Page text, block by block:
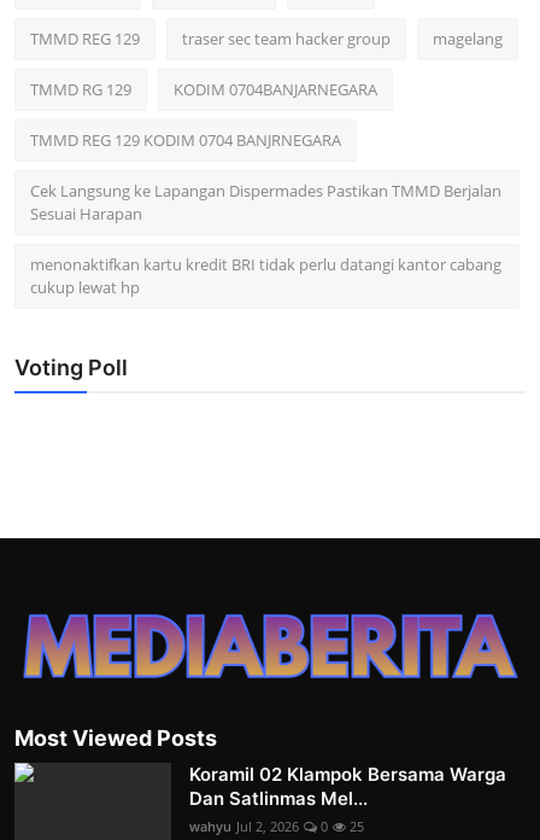
TMMD REG 129 traser sec team hacker group magelang
TMMD RG 129 KODIM 0704BANJARNEGARA
TMMD REG 129 KODIM 0704 BANJRNEGARA
Cek Langsung ke Lapangan Dispermades Pastikan TMMD Berjalan
Sesuai Harapan
menonaktifkan kartu kredit BRI tidak perlu datangi kantor cabang
cukup lewat hp
Voting Poll
Most Viewed Posts
Koramil 02 Klampok Bersama Warga
Dan Satlinmas Mel...
wahyu Jul 2, 2026 0 25